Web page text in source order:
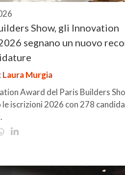
Show, gli Innovation
segnano un nuovo
Laura Murgia
Award del Paris Builders
le iscrizioni 2026 con 278